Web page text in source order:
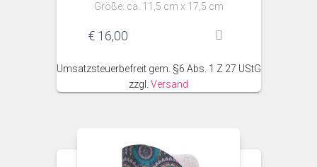
Größe: ca. 11,5 cm x 17,5 cm
€ 16,00
Umsatzsteuerbefreit gem. §6 Abs. 1 Z 27 UStG
zzgl. Versand